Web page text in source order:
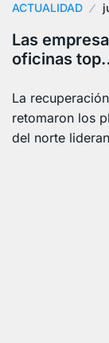
ACTUALIDAD
Las
oficinas
La
retomaron los
del norte